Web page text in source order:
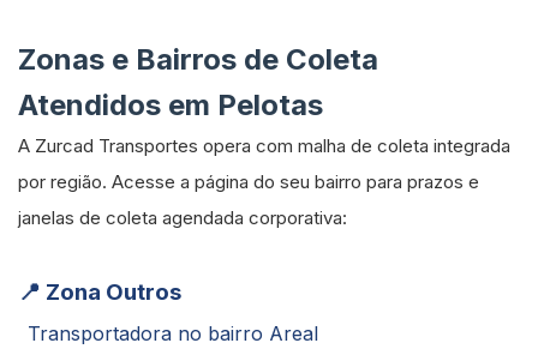
Zonas e Bairros de Coleta
Atendidos em Pelotas
A Zurcad Transportes opera com malha de coleta integrada
por região. Acesse a página do seu bairro para prazos e
janelas de coleta agendada corporativa:
📍 Zona Outros
Transportadora no bairro Areal